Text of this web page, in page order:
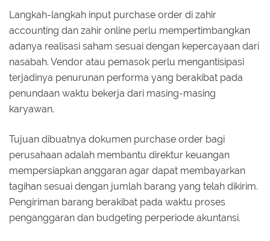
Langkah-langkah input purchase order di zahir
accounting dan zahir online perlu mempertimbangkan
adanya realisasi saham sesuai dengan kepercayaan dari
nasabah. Vendor atau pemasok perlu mengantisipasi
terjadinya penurunan performa yang berakibat pada
penundaan waktu bekerja dari masing-masing
karyawan.
Tujuan dibuatnya dokumen purchase order bagi
perusahaan adalah membantu direktur keuangan
mempersiapkan anggaran agar dapat membayarkan
tagihan sesuai dengan jumlah barang yang telah dikirim.
Pengiriman barang berakibat pada waktu proses
penganggaran dan budgeting perperiode akuntansi.